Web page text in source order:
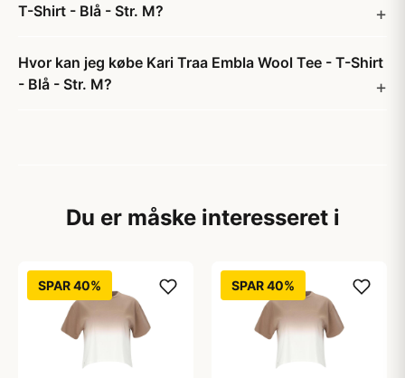
T-Shirt - Blå - Str. M?
Hvor kan jeg købe Kari Traa Embla Wool Tee - T-Shirt
- Blå - Str. M?
Du er måske interesseret i
SPAR 40% SPAR 40%